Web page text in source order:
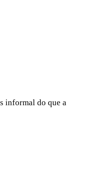
informal do que a